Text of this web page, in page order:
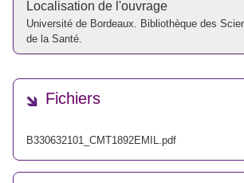
Localisation de l'ouvrage
Université de Bordeaux. Bibliothèque des
de la Santé.
Fichiers
B330632101_CMT1892EMIL.pdf